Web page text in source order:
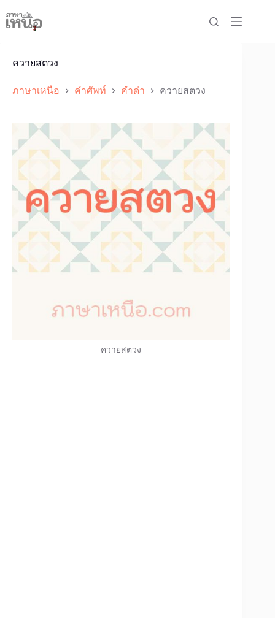
to
content
ควายสตวง
ภาษาเหนือ คำศัพท์ คำด่า ควายสตวง
ควายสตวง